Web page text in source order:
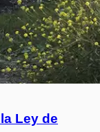
Ley de